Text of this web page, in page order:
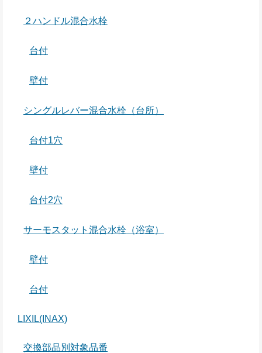
２ハンドル混合水栓
台付
壁付
シングルレバー混合水栓（台所）
台付1穴
壁付
台付2穴
サーモスタット混合水栓（浴室）
壁付
台付
LIXIL(INAX)
交換部品別対象品番